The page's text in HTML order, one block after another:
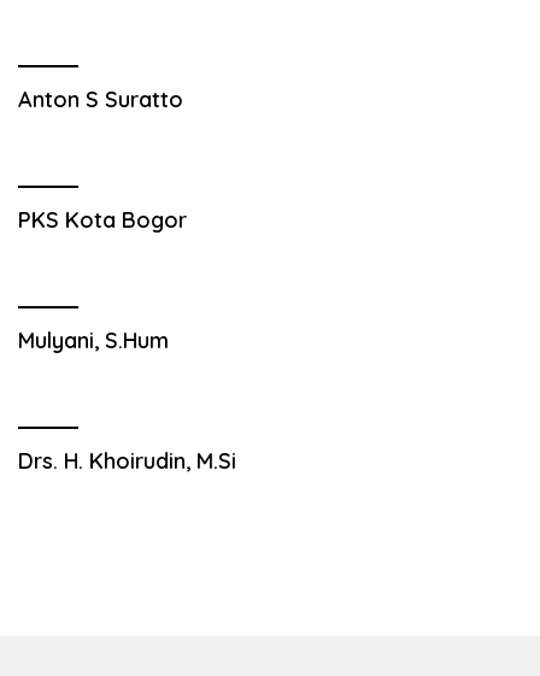
Anton S Suratto
PKS Kota Bogor
Mulyani, S.Hum
Drs. H. Khoirudin, M.Si